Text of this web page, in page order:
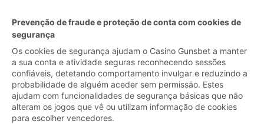
Prevenção de fraude e proteção de conta com cookies de
segurança
Os cookies de segurança ajudam o Casino Gunsbet a manter
a sua conta e atividade seguras reconhecendo sessões
confiáveis, detetando comportamento invulgar e reduzindo a
probabilidade de alguém aceder sem permissão. Estes
ajudam com funcionalidades de segurança básicas que não
alteram os jogos que vê ou utilizam informação de cookies
para escolher vencedores.